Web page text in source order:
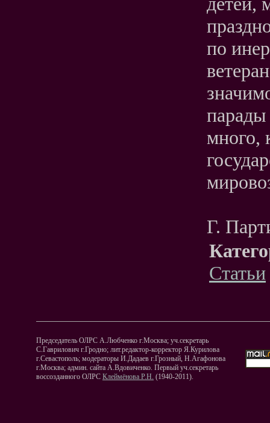
по
парады
много,
Г.
Статьи
Председатель ОЛРС А.Любченко г.Москва; уч.секретарь
С.Гаврилович г.Гродно; лит.редактор-корректор Я.Курилова
г.Севастополь; модераторы И.Дадаев г.Грозный, Н.Агафонова
г.Москва; админ. сайта А.Вдовиченко. Первый уч.секретарь
воссозданного ОЛРС Клеймёнова Р.Н. (1940-2011).